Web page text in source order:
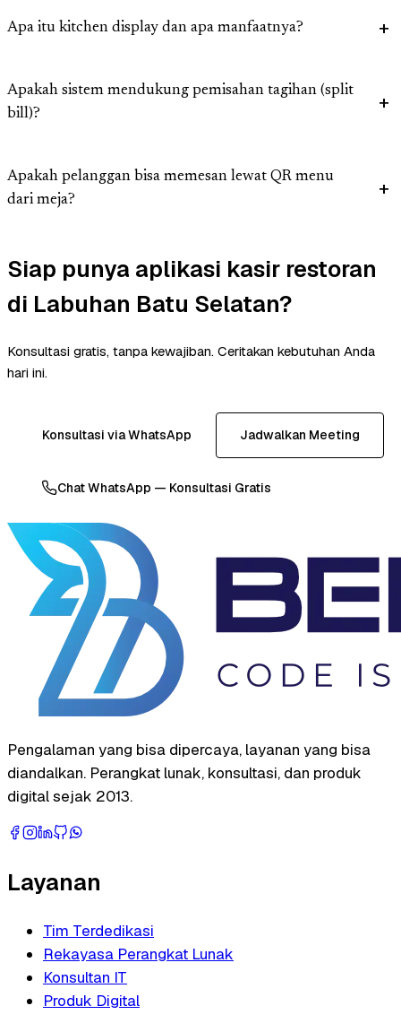
Apa itu kitchen display dan apa manfaatnya?
Apakah sistem mendukung pemisahan tagihan (split
bill)?
Apakah pelanggan bisa memesan lewat QR menu
dari meja?
Siap punya aplikasi kasir restoran
di Labuhan Batu Selatan?
Konsultasi gratis, tanpa kewajiban. Ceritakan kebutuhan Anda
hari ini.
Konsultasi via WhatsApp Jadwalkan Meeting
Chat WhatsApp — Konsultasi Gratis
Pengalaman yang bisa dipercaya, layanan yang bisa
diandalkan. Perangkat lunak, konsultasi, dan produk
digital sejak 2013.
Layanan
Tim Terdedikasi
Rekayasa Perangkat Lunak
Konsultan IT
Produk Digital